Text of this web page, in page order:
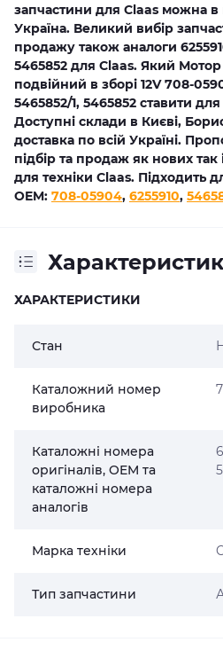
запчастини для Claas можна в
Україна. Великий вибір
продажу також аналоги
5465852 для Claas. Який
подвійний в зборі 12V 708-
5465852/1, 5465852 ставити
Доступні склади в Києві,
доставка по всій Україні.
підбір та продаж як нових
для техніки Claas. Підходить
OEM: 708-05904, 6255910,
ХАРАКТЕРИСТИКИ
Стан
Каталожний номер
виробника
Каталожні номера
оригіналів, OEM та
каталожні номера
аналогів
Марка техніки
Тип запчастини